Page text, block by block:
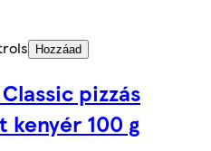
Hozzáad
pizzás
kenyér 100 g